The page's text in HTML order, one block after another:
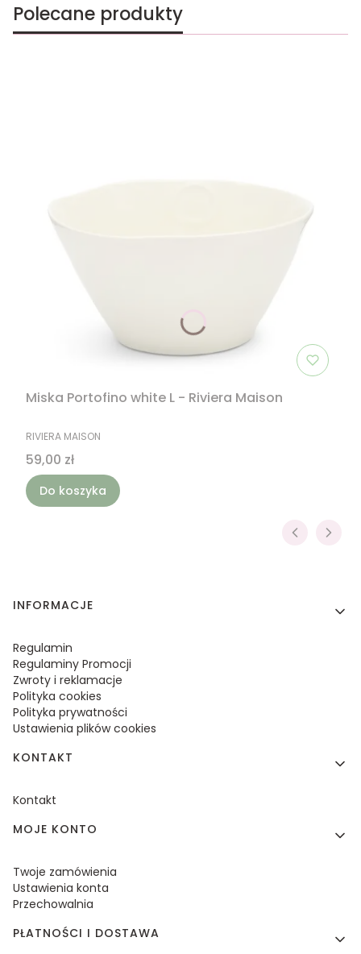
Polecane produkty
Miska Portofino white L - Riviera Maison
PRODUCENT
RIVIERA MAISON
Cena
59,00 zł
Do koszyka
Linki w stopce
INFORMACJE
Regulamin
Regulaminy Promocji
Zwroty i reklamacje
Polityka cookies
Polityka prywatności
Ustawienia plików cookies
KONTAKT
Kontakt
MOJE KONTO
Twoje zamówienia
Ustawienia konta
Przechowalnia
PŁATNOŚCI I DOSTAWA